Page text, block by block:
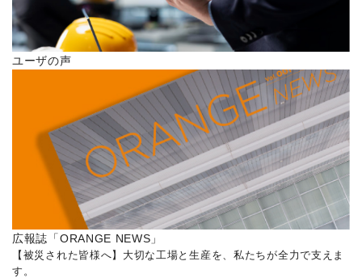
ユーザの声
広報誌「ORANGE NEWS」
【被災された皆様へ】大切な工場と生産を、私たちが全力で支えま
す。